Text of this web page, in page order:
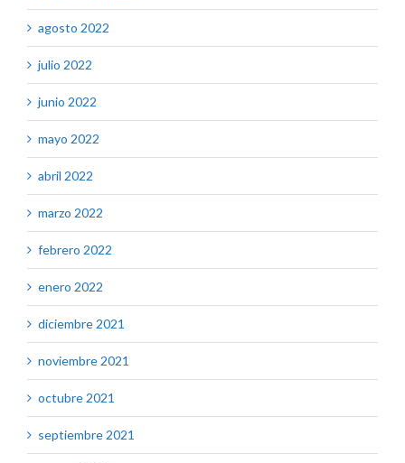
agosto 2022
julio 2022
junio 2022
mayo 2022
abril 2022
marzo 2022
febrero 2022
enero 2022
diciembre 2021
noviembre 2021
octubre 2021
septiembre 2021